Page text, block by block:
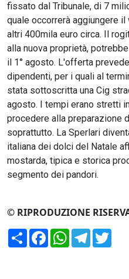
fissato dal Tribunale, di 7
quale occorrerà aggiungere
altri 400mila euro circa. Il
alla nuova proprietà,
il 1° agosto. L'offerta
dipendenti, per i quali al
stata sottoscritta una Cig
agosto. I tempi erano stretti
procedere alla preparazione
soprattutto. La Sperlari
italiana dei dolci del Natale
mostarda, tipica e storica
segmento dei pandori.
© RIPRODUZIONE
CondividiFacebookWhatsApp
Telegram